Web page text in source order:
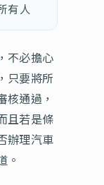
有人
不必擔心
只要將所
核通過，
且若是條
辦理汽車
。